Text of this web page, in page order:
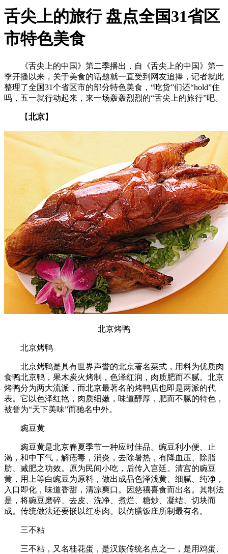
舌尖上的旅行 盘点全国31省区
市特色美食
《舌尖上的中国》第二季播出，自《舌尖上的中国》第一
季开播以来，关于美食的话题就一直受到网友追捧，记者就此
整理了全国31个省区市的部分特色美食，“吃货”们还“hold”住
吗，五一就行动起来，来一场轰轰烈烈的“舌尖上的旅行”吧。
【北京】
北京烤鸭
北京烤鸭
北京烤鸭是具有世界声誉的北京著名菜式，用料为优质肉
食鸭北京鸭，果木炭火烤制，色泽红润，肉质肥而不腻。北京
烤鸭分为两大流派，而北京最著名的烤鸭店也即是两派的代
表。它以色泽红艳，肉质细嫩，味道醇厚，肥而不腻的特色，
被誉为“天下美味”而驰名中外。
豌豆黄
豌豆黄是北京春夏季节一种应时佳品。豌豆利小便、止
渴，和中下气，解疮毒，消炎，去除暑热，有降血压、除脂
肪、减肥之功效。原为民间小吃，后传入宫廷。清宫的豌豆
黄，用上等白豌豆为原料，做出成品色泽浅黄、细腻、纯净，
入口即化，味道香甜，清凉爽口。因慈禧喜食而出名。其制法
是，将豌豆磨碎、去皮、洗净、煮烂、糖炒、凝结、切块而
成。传统做法还要嵌以红枣肉。以仿膳饭庄所制最有名。
三不粘
三不粘，又名桂花蛋，是汉族传统名点之一，是用鸡蛋、